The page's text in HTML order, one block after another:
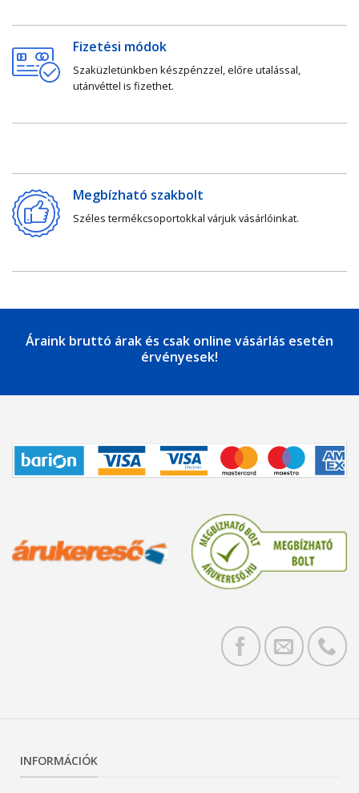
Fizetési módok
Szaküzletünkben készpénzzel, előre utalással,
utánvéttel is fizethet.
Megbízható szakbolt
Széles termékcsoportokkal várjuk vásárlóinkat.
Áraink bruttó árak és csak online vásárlás esetén
érvényesek!
INFORMÁCIÓK